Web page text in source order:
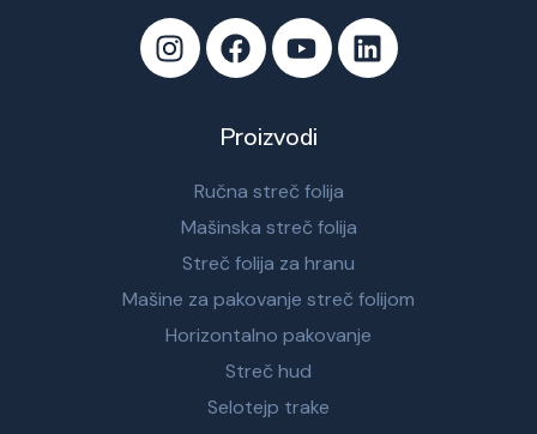
Proizvodi
Ručna streč folija
Mašinska streč folija
Streč folija za hranu
Mašine za pakovanje streč folijom
Horizontalno pakovanje
Streč hud
Selotejp trake